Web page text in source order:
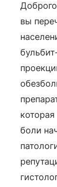
вы
боли